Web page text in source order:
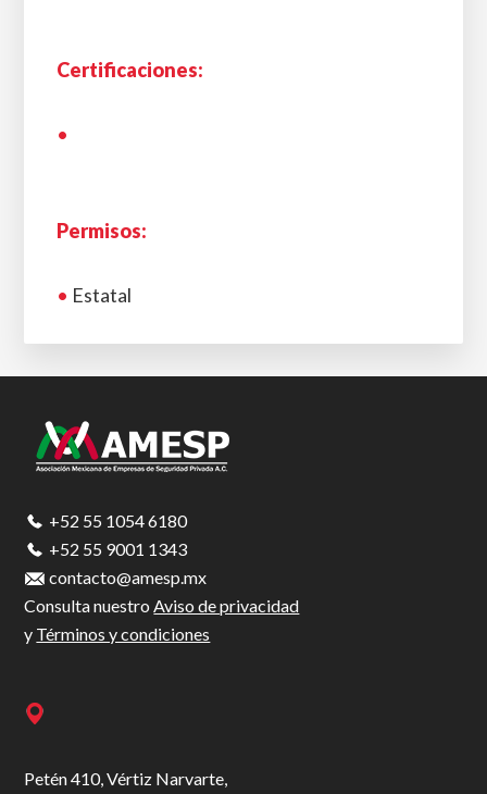
Certificaciones:
•
Permisos:
• Estatal
Footer
+52 55 1054 6180
+52 55 9001 1343
contacto@amesp.mx
Consulta nuestro Aviso de privacidad
y Términos y condiciones
Petén 410, Vértiz Narvarte,